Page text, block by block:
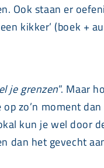
Ook staan er
kikker’ (boek +
je grenzen”. Maar
zo’n moment
kun je wel door
dan het gevecht